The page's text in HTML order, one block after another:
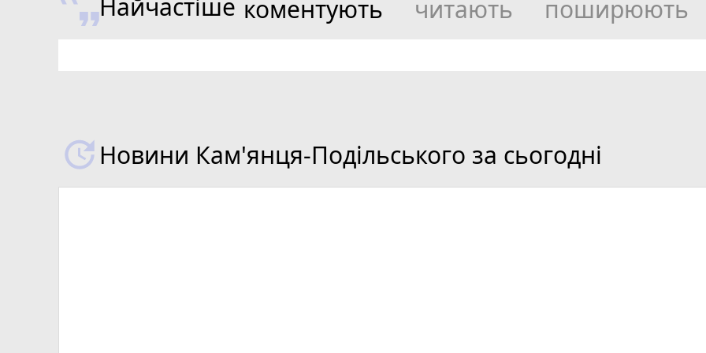
Найчастіше коментують читають поширюють
Новини Кам'янця-Подільського за сьогодні